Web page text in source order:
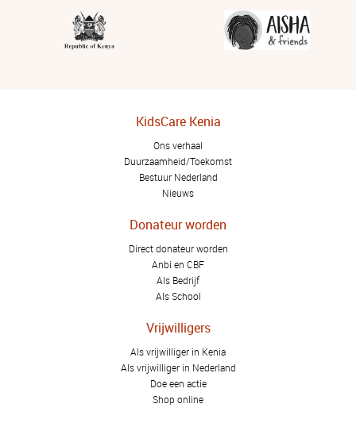
KidsCare Kenia
Ons verhaal
Duurzaamheid/Toekomst
Bestuur Nederland
Nieuws
Donateur worden
Direct donateur worden
Anbi en CBF
Als Bedrijf
Als School
Vrijwilligers
Als vrijwilliger in Kenia
Als vrijwilliger in Nederland
Doe een actie
Shop online